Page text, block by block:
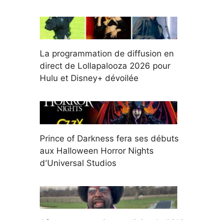
La programmation de diffusion en
direct de Lollapalooza 2026 pour
Hulu et Disney+ dévoilée
Prince of Darkness fera ses débuts
aux Halloween Horror Nights
d'Universal Studios